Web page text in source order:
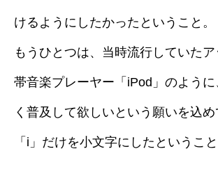
けるようにしたかったということ。
もうひとつは、当時流行していた
帯音楽プレーヤー「iPod」のよう
く普及して欲しいという願いを込
「i」だけを小文字にしたということ